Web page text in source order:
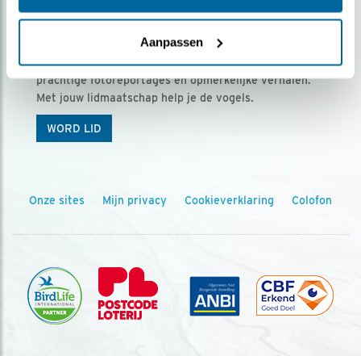
Aanpassen
Ontvang 5 x Vogels voor € 36,00 per jaar
Vogels is het tijdschrift voor onze leden, met
prachtige fotoreportages en opmerkelijke verhalen.
Met jouw lidmaatschap help je de vogels.
WORD LID
Onze sites Mijn privacy Cookieverklaring Colofon